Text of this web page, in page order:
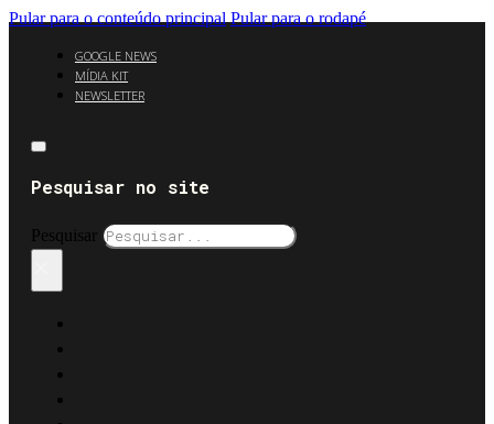
Pular para o conteúdo principal Pular para o rodapé
GOOGLE NEWS
MÍDIA KIT
NEWSLETTER
Pesquisar no site
Pesquisar